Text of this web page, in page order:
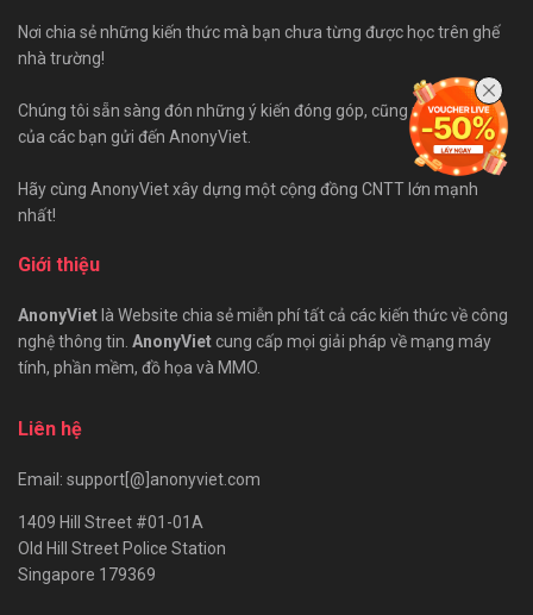
Nơi chia sẻ những kiến thức mà bạn chưa từng được học trên ghế
nhà trường!
Chúng tôi sẵn sàng đón những ý kiến đóng góp, cũng như bài viết
của các bạn gửi đến AnonyViet.
Hãy cùng AnonyViet xây dựng một cộng đồng CNTT lớn mạnh
nhất!
Giới thiệu
AnonyVietlà Website chia sẻ miễn phí tất cả các kiến thức về công
nghệ thông tin. AnonyViet cung cấp mọi giải pháp về mạng máy
tính, phần mềm, đồ họa và MMO.
Liên hệ
Email: support[@]anonyviet.com
1409 Hill Street #01-01A
Old Hill Street Police Station
Singapore 179369